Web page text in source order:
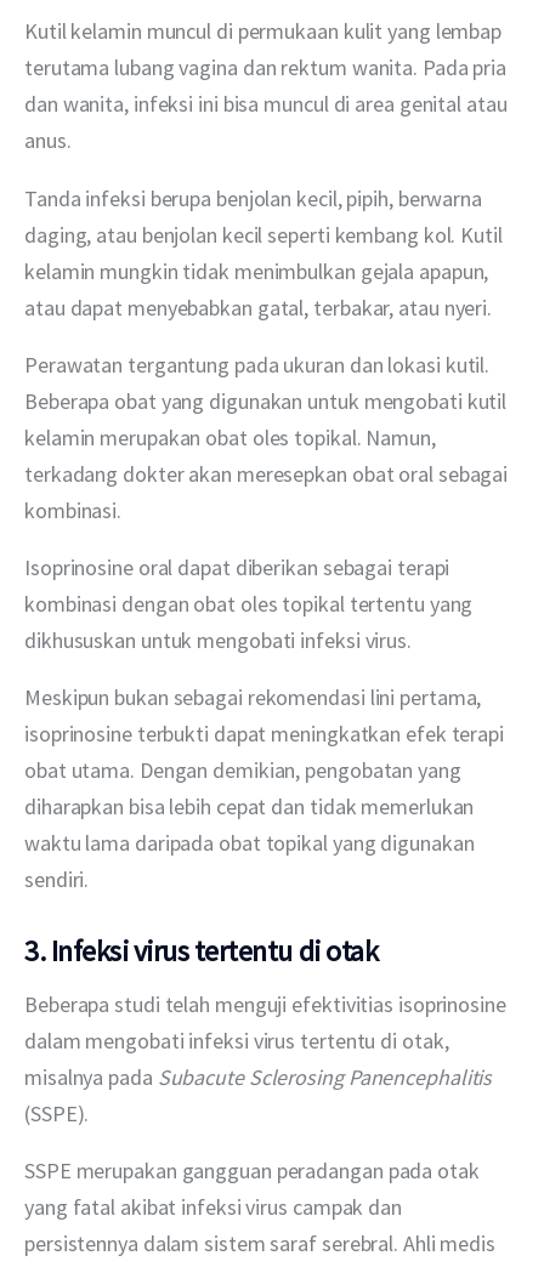
Kutil kelamin muncul di permukaan kulit yang lembap
terutama lubang vagina dan rektum wanita. Pada pria
dan wanita, infeksi ini bisa muncul di area genital atau
anus.
Tanda infeksi berupa benjolan kecil, pipih, berwarna
daging, atau benjolan kecil seperti kembang kol. Kutil
kelamin mungkin tidak menimbulkan gejala apapun,
atau dapat menyebabkan gatal, terbakar, atau nyeri.
Perawatan tergantung pada ukuran dan lokasi kutil.
Beberapa obat yang digunakan untuk mengobati kutil
kelamin merupakan obat oles topikal. Namun,
terkadang dokter akan meresepkan obat oral sebagai
kombinasi.
Isoprinosine oral dapat diberikan sebagai terapi
kombinasi dengan obat oles topikal tertentu yang
dikhususkan untuk mengobati infeksi virus.
Meskipun bukan sebagai rekomendasi lini pertama,
isoprinosine terbukti dapat meningkatkan efek terapi
obat utama. Dengan demikian, pengobatan yang
diharapkan bisa lebih cepat dan tidak memerlukan
waktu lama daripada obat topikal yang digunakan
sendiri.
3. Infeksi virus tertentu di otak
Beberapa studi telah menguji efektivitias isoprinosine
dalam mengobati infeksi virus tertentu di otak,
misalnya pada Subacute Sclerosing Panencephalitis
(SSPE).
SSPE merupakan gangguan peradangan pada otak
yang fatal akibat infeksi virus campak dan
persistennya dalam sistem saraf serebral. Ahli medis